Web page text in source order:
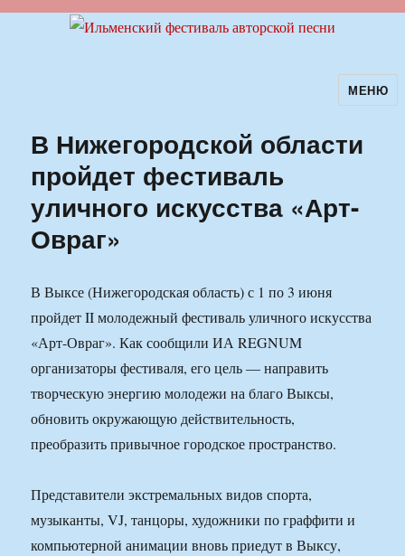
Ильменский фестиваль авторскойМЕНЮ
В Нижегородской области
пройдет фестиваль
уличного искусства «Арт-
Овраг»
В Выксе (Нижегородская область) с 1 по 3 июня
пройдет II молодежный фестиваль уличного искусства
«Арт-Овраг». Как сообщили ИА REGNUM
организаторы фестиваля, его цель — направить
творческую энергию молодежи на благо Выксы,
обновить окружающую действительность,
преобразить привычное городское пространство.
Представители экстремальных видов спорта,
музыканты, VJ, танцоры, художники по граффити и
компьютерной анимации вновь приедут в Выксу,